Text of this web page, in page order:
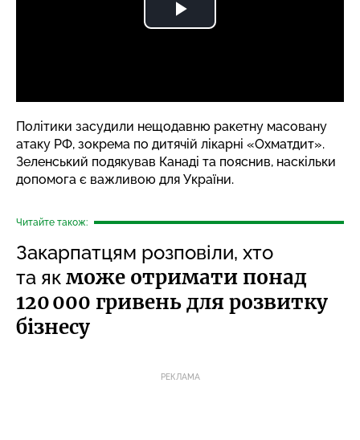
Політики засудили нещодавню ракетну масовану
атаку РФ, зокрема по дитячій лікарні «Охматдит».
Зеленський подякував Канаді та пояснив, наскільки
допомога є важливою для України.
Читайте також:
Закарпатцям розповіли, хто
та як може отримати понад
120 000 гривень для розвитку
бізнесу
РЕКЛАМА